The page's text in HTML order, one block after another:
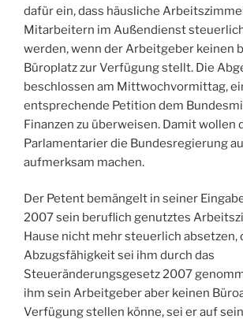
dafür ein, dass häusliche
Mitarbeitern im Außendienst
werden, wenn der Arbeitgeber keinen
Büroplatz zur Verfügung stellt. Die
beschlossen am Mittwochvormittag,
entsprechende Petition dem
Finanzen zu überweisen. Damit wollen
Parlamentarier die Bundesregierung
aufmerksam machen.
Der Petent bemängelt in seiner
2007 sein beruflich genutztes
Hause nicht mehr steuerlich absetzen,
Abzugsfähigkeit sei ihm durch das
Steueränderungsgesetz 2007
ihm sein Arbeitgeber aber keinen
Verfügung stellen könne, sei er auf